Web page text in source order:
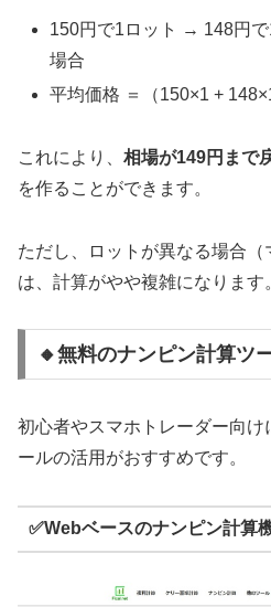
150円で1ロット → 148円
場合
平均価格 ＝（150×1 +
これにより、 相場が149円まで
を作ることができます。
ただし、ロットが異なる場合
は、計算がやや複雑になります
🔸無料のナンピン計算ツ
初心者やスマホトレーダー向
ールの活用がおすすめです。
✅Webベースのナンピン計算